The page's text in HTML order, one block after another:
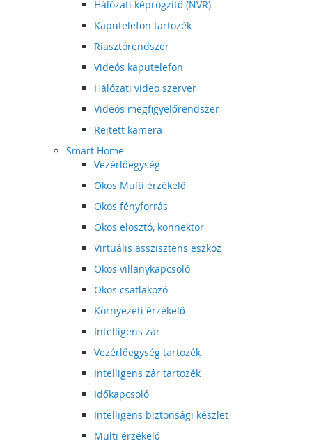
Hálózati képrögzítő (NVR)
Kaputelefon tartozék
Riasztórendszer
Videós kaputelefon
Hálózati video szerver
Videós megfigyelőrendszer
Rejtett kamera
Smart Home
Vezérlőegység
Okos Multi érzékelő
Okos fényforrás
Okos elosztó, konnektor
Virtuális asszisztens eszköz
Okos villanykapcsoló
Okos csatlakozó
Környezeti érzékelő
Intelligens zár
Vezérlőegység tartozék
Intelligens zár tartozék
Időkapcsoló
Intelligens biztonsági készlet
Multi érzékelő